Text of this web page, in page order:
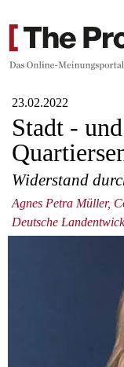
23.02.2022
Stadt - und
Widerstand
Agnes Petra Müller,
Deutsche